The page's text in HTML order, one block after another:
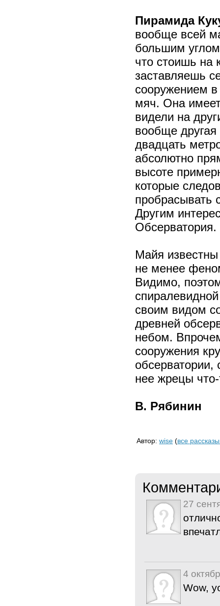
Пирамида
вообще всей
большим
что стоишь на
заставляешь
сооружением
мяч. Она
видели на
вообще
двадцать
абсолютно
высоте
которые
пробрасывать
Другим
Обсерватория.
Майя
не менее
Видимо,
своим видом
древней
небом.
сооружения
обсерватории,
нее жрецы
В. Рябинин
Автор: wise (все
27
4
Wow,